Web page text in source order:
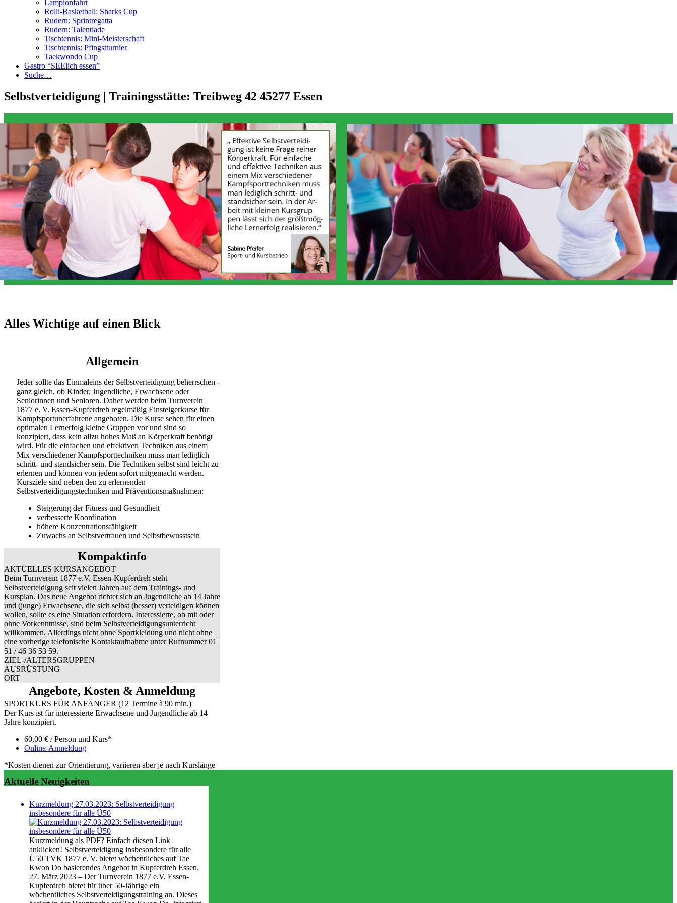
Lampionfahrt
Rolli-Basketball: Sharks Cup
Rudern: Sprintregatta
Rudern: Talentiade
Tischtennis: Mini-Meisterschaft
Tischtennis: Pfingstturnier
Taekwondo Cup
Gastro “SEElich essen”
Suche…
Selbstverteidigung | Trainingsstätte: Treibweg 42 45277 Essen
Alles Wichtige auf einen Blick
Allgemein
Jeder sollte das Einmaleins der Selbstverteidigung beherrschen -
ganz gleich, ob Kinder, Jugendliche, Erwachsene oder
Seniorinnen und Senioren. Daher werden beim Turnverein
1877 e. V. Essen-Kupferdreh regelmäßig Einsteigerkurse für
Kampfsportunerfahrene angeboten. Die Kurse sehen für einen
optimalen Lernerfolg kleine Gruppen vor und sind so
konzipiert, dass kein allzu hohes Maß an Körperkraft benötigt
wird. Für die einfachen und effektiven Techniken aus einem
Mix verschiedener Kampfsporttechniken muss man lediglich
schritt- und standsicher sein. Die Techniken selbst sind leicht zu
erlernen und können von jedem sofort mitgemacht werden.
Kursziele sind neben den zu erlernenden
Selbstverteidigungstechniken und Präventionsmaßnahmen:
Steigerung der Fitness und Gesundheit
verbesserte Koordination
höhere Konzentrationsfähigkeit
Zuwachs an Selbstvertrauen und Selbstbewusstsein
Kompaktinfo
AKTUELLES KURSANGEBOT
Beim Turnverein 1877 e.V. Essen-Kupferdreh steht
Selbstverteidigung seit vielen Jahren auf dem Trainings- und
Kursplan. Das neue Angebot richtet sich an Jugendliche ab 14 Jahre
und (junge) Erwachsene, die sich selbst (besser) verteidigen können
wollen, sollte es eine Situation erfordern. Interessierte, ob mit oder
ohne Vorkenntnisse, sind beim Selbstverteidigungsunterricht
willkommen. Allerdings nicht ohne Sportkleidung und nicht ohne
eine vorherige telefonische Kontaktaufnahme unter Rufnummer 01
51 / 46 36 53 59.
ZIEL-/ALTERSGRUPPEN
AUSRÜSTUNG
ORT
Angebote, Kosten & Anmeldung
SPORTKURS FÜR ANFÄNGER (12 Termine à 90 min.)
Der Kurs ist für interessierte Erwachsene und Jugendliche ab 14
Jahre konzipiert.
60,00 € / Person und Kurs*
Online-Anmeldung
*Kosten dienen zur Orientierung, variieren aber je nach Kurslänge
Aktuelle Neuigkeiten
Kurzmeldung 27.03.2023: Selbstverteidigung
insbesondere für alle Ü50
Kurzmeldung als PDF? Einfach diesen Link
anklicken! Selbstverteidigung insbesondere für alle
Ü50 TVK 1877 e. V. bietet wöchentliches auf Tae
Kwon Do basierendes Angebot in Kupferdreh Essen,
27. März 2023 – Der Turnverein 1877 e.V. Essen-
Kupferdreh bietet für über 50-Jährige ein
wöchentliches Selbstverteidigungstraining an. Dieses